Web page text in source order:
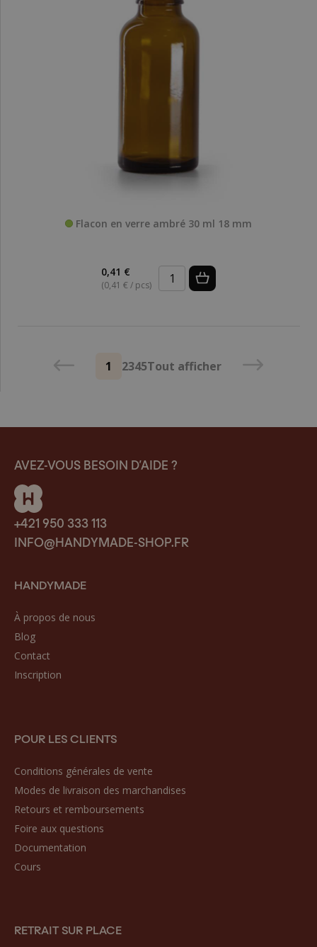
Flacon en verre ambré 30 ml 18 mm
0,41 €
(0,41 € / pcs)
1 2345Tout afficher
AVEZ-VOUS BESOIN D’AIDE ?
+421 950 333 113
INFO@HANDYMADE-SHOP.FR
HANDYMADE
À propos de nous
Blog
Contact
Inscription
POUR LES CLIENTS
Conditions générales de vente
Modes de livraison des marchandises
Retours et remboursements
Foire aux questions
Documentation
Cours
RETRAIT SUR PLACE